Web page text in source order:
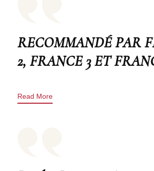
RECOMMANDÉ PAR
2, FRANCE 3 ET
Read More